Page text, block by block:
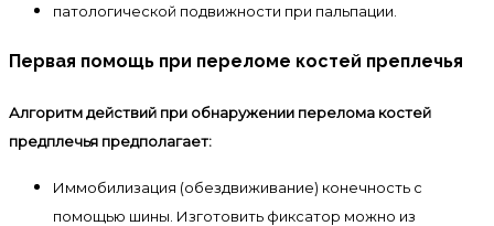
патологической подвижности при пальпации.
Первая помощь при переломе костей преплечья
Алгоритм действий при обнаружении перелома костей
предплечья предполагает:
Иммобилизация (обездвиживание) конечность с
помощью шины. Изготовить фиксатор можно из